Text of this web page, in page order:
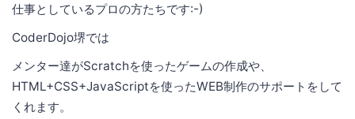
仕事としているプロの方たちです:-)
CoderDojo堺では
メンター達がScratchを使ったゲームの作成や、
HTML+CSS+JavaScriptを使ったWEB制作のサポートをして
くれます。